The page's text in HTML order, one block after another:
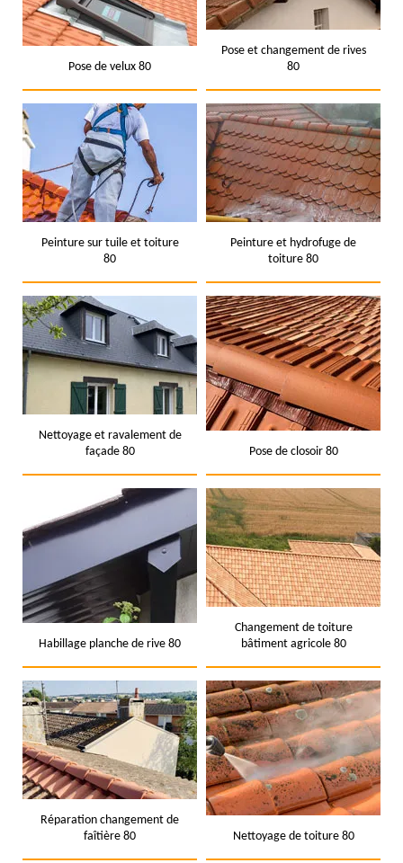
Pose de velux 80
Pose et changement de rives
80
Peinture sur tuile et toiture
80
Peinture et hydrofuge de
toiture 80
Nettoyage et ravalement de
façade 80
Pose de closoir 80
Habillage planche de rive 80
Changement de toiture
bâtiment agricole 80
Réparation changement de
faîtière 80
Nettoyage de toiture 80